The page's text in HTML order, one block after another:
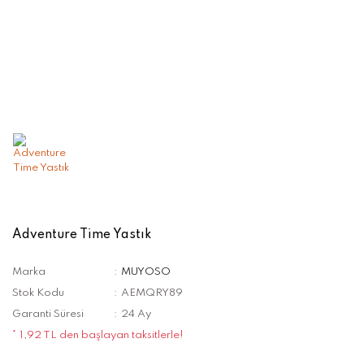
Adventure Time Yastık
Marka
MUYOSO
Stok Kodu
AEMQRY89
Garanti Süresi
24 Ay
* 1,92 TL den başlayan taksitlerle!